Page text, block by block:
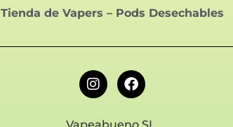
Tienda de Vapers – Pods Desechables